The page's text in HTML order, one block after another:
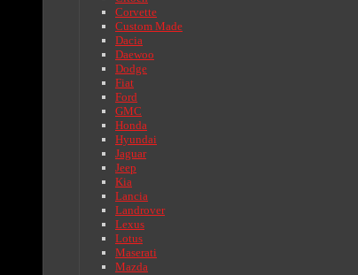
Corvette
Custom Made
Dacia
Daewoo
Dodge
Fiat
Ford
GMC
Honda
Hyundai
Jaguar
Jeep
Kia
Lancia
Landrover
Lexus
Lotus
Maserati
Mazda